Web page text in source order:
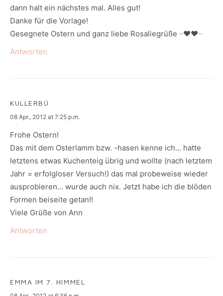
dann halt ein nächstes mal. Alles gut!
Danke für die Vorlage!
Gesegnete Ostern und ganz liebe Rosaliegrüße ∙∙♥♥∙∙
Antworten
KULLERBÜ
says:
08 Apr., 2012 at 7:25 p.m.
Frohe Ostern!
Das mit dem Osterlamm bzw. -hasen kenne ich… hatte
letztens etwas Kuchenteig übrig und wollte (nach letztem
Jahr = erfolgloser Versuch!) das mal probeweise wieder
ausprobieren… wurde auch nix. Jetzt habe ich die blöden
Formen beiseite getan!!
Viele Grüße von Ann
Antworten
EMMA IM 7. HIMMEL